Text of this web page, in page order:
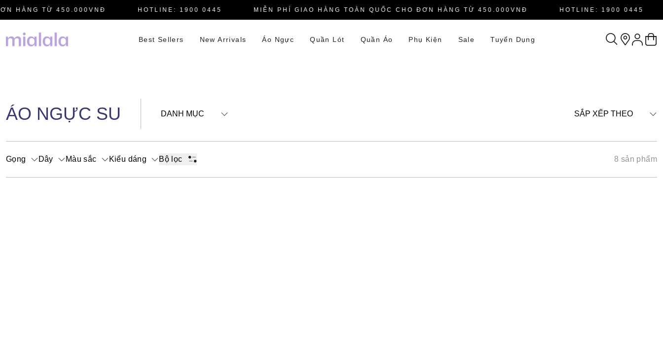
HÀNG TỪ 450.000VNĐ HOTLINE: 1900 0445 MIỄN PHÍ GIAO HÀNG TOÀN QUỐC CHO ĐƠN HÀNG TỪ 450.000VNĐ HOTLINE: 1900 0445
Best Sellers New Arrivals Áo Ngực Quần Lót Quần Áo Phụ Kiện Sale Tuyển Dụng
ÁO NGỰC SU DANH MỤC SẮP XẾP THEO
Gọng Dây Màu sắc Kiểu dáng Bộ lọc 8 sản phẩm